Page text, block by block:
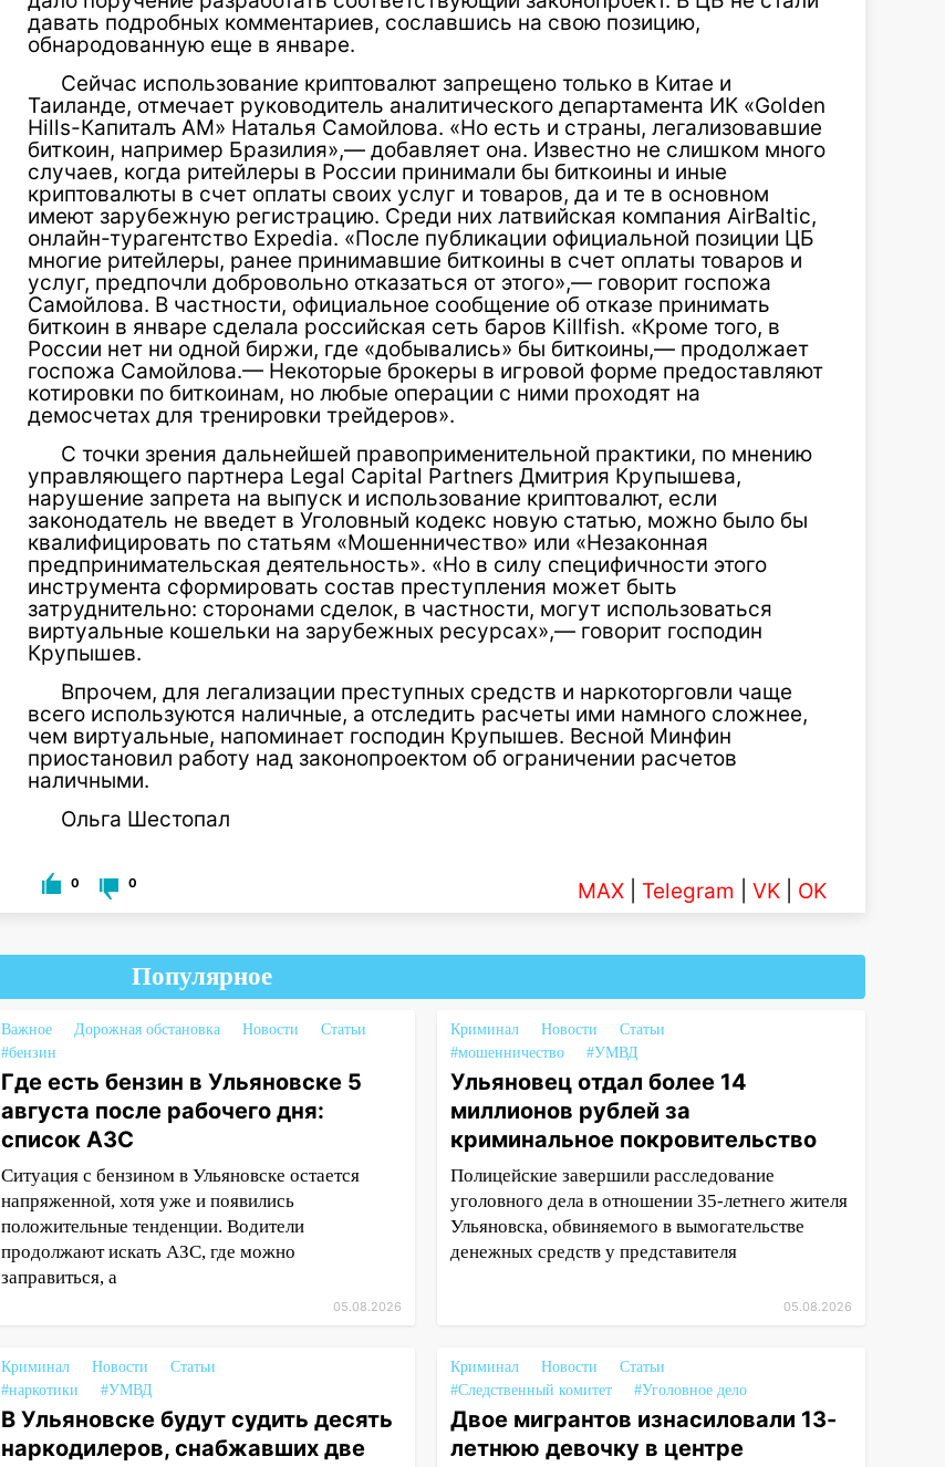
давать подробных комментариев, сославшись на свою позицию,
обнародованную еще в январе.
Сейчас использование криптовалют запрещено только в Китае и
Таиланде, отмечает руководитель аналитического департамента ИК «Golden
Hills-Капиталъ АМ» Наталья Самойлова. «Но есть и страны, легализовавшие
биткоин, например Бразилия»,— добавляет она. Известно не слишком много
случаев, когда ритейлеры в России принимали бы биткоины и иные
криптовалюты в счет оплаты своих услуг и товаров, да и те в основном
имеют зарубежную регистрацию. Среди них латвийская компания AirBaltic,
онлайн-турагентство Expedia. «После публикации официальной позиции ЦБ
многие ритейлеры, ранее принимавшие биткоины в счет оплаты товаров и
услуг, предпочли добровольно отказаться от этого»,— говорит госпожа
Самойлова. В частности, официальное сообщение об отказе принимать
биткоин в январе сделала российская сеть баров Killfish. «Кроме того, в
России нет ни одной биржи, где «добывались» бы биткоины,— продолжает
госпожа Самойлова.— Некоторые брокеры в игровой форме предоставляют
котировки по биткоинам, но любые операции с ними проходят на
демосчетах для тренировки трейдеров».
С точки зрения дальнейшей правоприменительной практики, по мнению
управляющего партнера Legal Capital Partners Дмитрия Крупышева,
нарушение запрета на выпуск и использование криптовалют, если
законодатель не введет в Уголовный кодекс новую статью, можно было бы
квалифицировать по статьям «Мошенничество» или «Незаконная
предпринимательская деятельность». «Но в силу специфичности этого
инструмента сформировать состав преступления может быть
затруднительно: сторонами сделок, в частности, могут использоваться
виртуальные кошельки на зарубежных ресурсах»,— говорит господин
Крупышев.
Впрочем, для легализации преступных средств и наркоторговли чаще
всего используются наличные, а отследить расчеты ими намного сложнее,
чем виртуальные, напоминает господин Крупышев. Весной Минфин
приостановил работу над законопроектом об ограничении расчетов
наличными.
Ольга Шестопал
0 0 MAX Telegram VK OK
Популярное
Важное Дорожная обстановка Новости
Статьи
#бензин
Где есть бензин в Ульяновске 5
августа после рабочего дня:
список АЗС
Ситуация с бензином в Ульяновске остается
напряженной, хотя уже и появились
положительные тенденции. Водители
продолжают искать АЗС, где можно
заправиться, а
05.08.2026
Криминал Новости
Статьи
#мошенничество
#УМВД
Ульяновец отдал более 14
миллионов рублей за
криминальное покровительство
Полицейские завершили расследование
уголовного дела в отношении 35-летнего жителя
Ульяновска, обвиняемого в вымогательстве
денежных средств у представителя
05.08.2026
Криминал Новости
Статьи
#наркотики
#УМВД
В Ульяновске будут судить десять
наркодилеров, снабжавших две
Криминал Новости
Статьи
#Следственный комитет
#Уголовное дело
Двое мигрантов изнасиловали 13-
летнюю девочку в центре